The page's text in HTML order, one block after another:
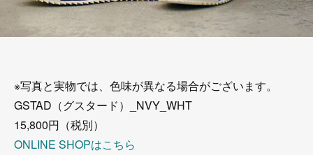
※写真と実物では、色味が異なる場合がございます。
GSTAD（グスタード）_NVY_WHT
15,800円（税別）
ONLINE SHOPはこちら